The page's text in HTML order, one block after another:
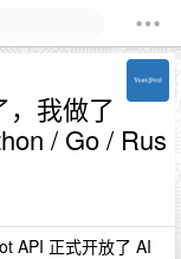
，我做了
/ Go / Rus
API 正式开放了 AI